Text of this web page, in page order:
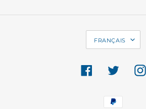
A
G
français
FacebookTwitter
Moyens